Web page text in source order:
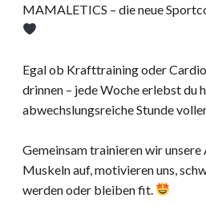
MAMALETICS – die neue
Egal ob Krafttraining oder
drinnen – jede Woche erlebst du
abwechslungsreiche Stunde
Gemeinsam trainieren wir unsere
Muskeln auf, motivieren uns,
werden oder bleiben fit.